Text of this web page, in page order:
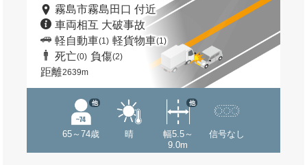
霧島市霧島田口 付近
車両相互 大破事故
軽自動車(1) 軽貨物車(1)
死亡(0) 負傷(2)
距離2639m
65～74歳
他
晴
幅5.5～
9.0m
他
信号なし